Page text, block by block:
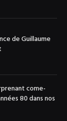
de Guillaume
come-
80 dans nos